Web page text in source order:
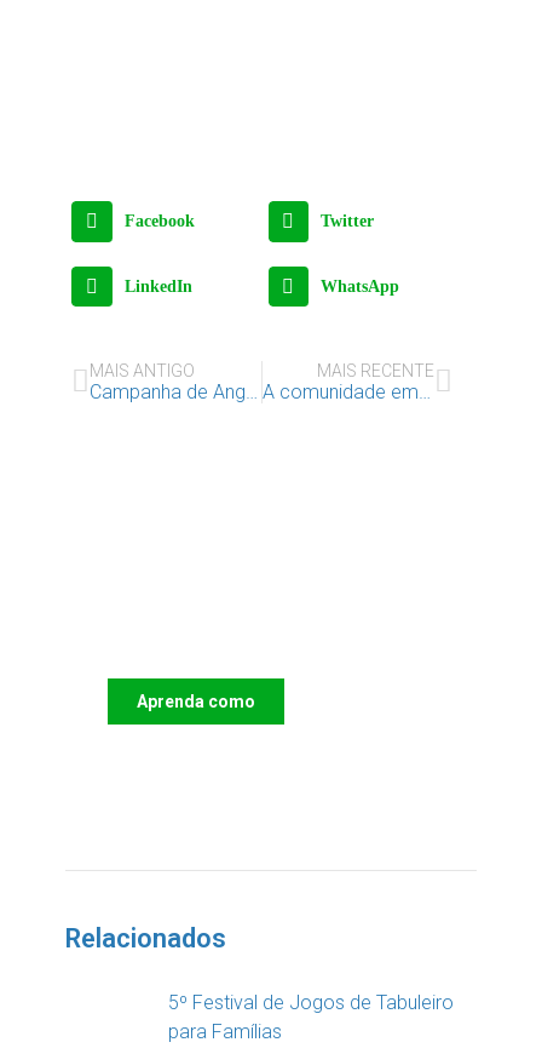
Facebook Twitter
LinkedIn WhatsApp
MAIS ANTIGO
Campanha de Angariação de Material Escolar
MAIS RECENTE
A comunidade em progresso rumo à Higiene Urbana
Aprenda como
Relacionados
5º Festival de Jogos de Tabuleiro
para Famílias